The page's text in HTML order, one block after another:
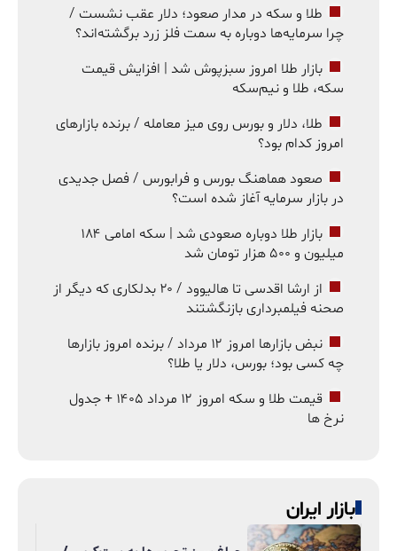
طلا و سکه در مدار صعود؛ دلار عقب نشست /
چرا سرمایه‌ها دوباره به سمت فلز زرد برگشته‌اند؟
بازار طلا امروز سبزپوش شد | افزایش قیمت
سکه، طلا و نیم‌سکه
طلا، دلار و بورس روی میز معامله / برنده بازارهای
امروز کدام بود؟
صعود هماهنگ بورس و فرابورس / فصل جدیدی
در بازار سرمایه آغاز شده است؟
بازار طلا دوباره صعودی شد | سکه امامی ۱۸۴
میلیون و ۵۰۰ هزار تومان شد
از ارشا اقدسی تا هالیوود / ۲۰ بدلکاری که دیگر از
صحنه فیلمبرداری بازنگشتند
نبض بازارها امروز ۱۲ مرداد / برنده امروز بازارها
چه کسی بود؛ بورس، دلار یا طلا؟
قیمت طلا و سکه امروز ۱۲ مرداد ۱۴۰۵ + جدول
نرخ ها
بازار ایران